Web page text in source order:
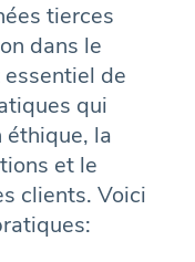
tierces
dans le
de
qui
la
et le
clients. Voici